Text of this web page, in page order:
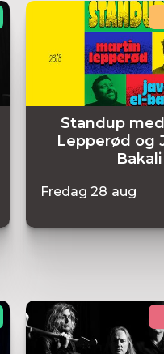
Standup
Lepperød og
Bakali
Fredag 28 aug